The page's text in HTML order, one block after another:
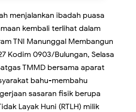
menjalankan ibadah puasa
kembali terlihat dalam
TNI Manunggal Membangun
Kodim 0903/Bulungan, Selasa
TMMD bersama aparat
bahu-membahu
sasaran fisik berupa
Layak Huni (RTLH) milik